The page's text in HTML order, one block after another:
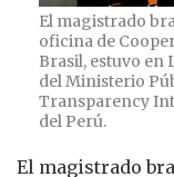
El magistrado
oficina de
Brasil, estuvo en
del Ministerio
Transparency
del Perú.
El magistrado